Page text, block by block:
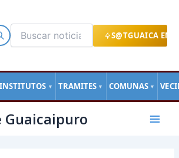
S@TGUAICA EN
INSTITUTOS ▼ TRAMITES ▼ COMUNAS ▼
Guaicaipuro
Main